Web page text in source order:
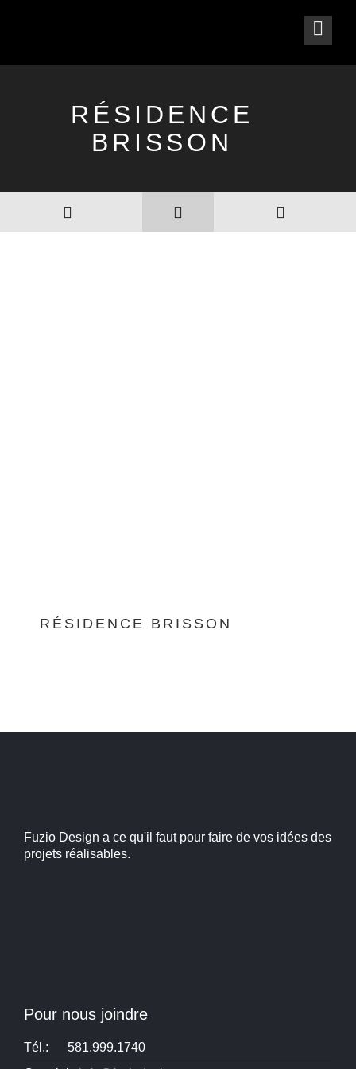
RÉSIDENCE
BRISSON
RÉSIDENCE BRISSON
Fuzio Design a ce qu'il faut pour faire de vos idées des
projets réalisables.
Pour nous joindre
Tél.: 581.999.1740